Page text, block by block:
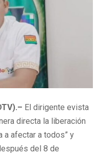
El dirigente evista
directa la liberación
a afectar a todos” y
del 8 de